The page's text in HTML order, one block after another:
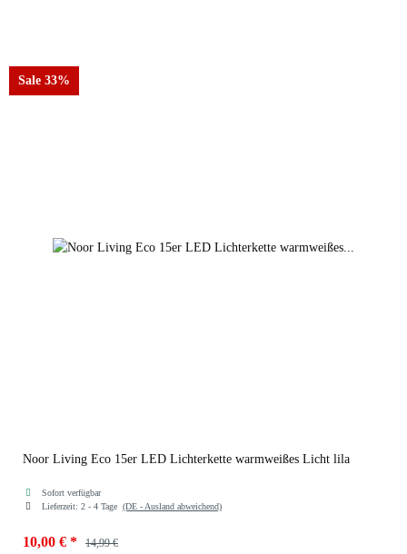
Sale 33%
Noor Living Eco 15er LED Lichterkette warmweißes Licht lila
Sofort verfügbar
Lieferzeit: 2 - 4 Tage (DE - Ausland abweichend)
10,00 € * 14,99 €